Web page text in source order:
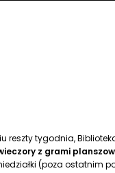
reszty tygodnia,
z grami
(poza ostatnim